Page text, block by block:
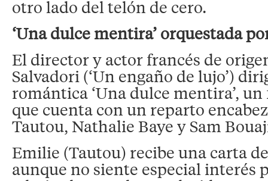
otro lado del telón de cero.
‘Una dulce mentira’ orquestada
El director y actor francés de
Salvadori (‘Un engaño de lujo’)
romántica ‘Una dulce mentira’,
que cuenta con un reparto
Tautou, Nathalie Baye y Sam
Emilie (Tautou) recibe una carta
aunque no siente especial interés